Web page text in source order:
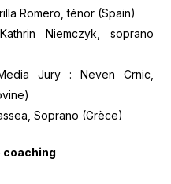
Romero, ténor (Spain)
Niemczyk, soprano
Jury : Neven Crnic,
Soprano (Grèce)
coaching